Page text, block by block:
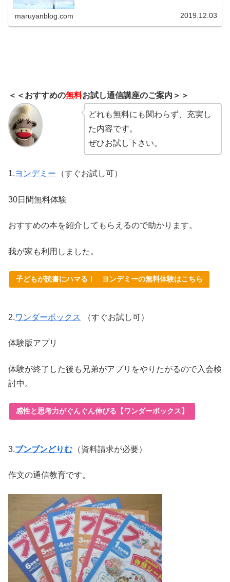
maruyanblog.com 2019.12.03
＜＜おすすめの無料お試し通信講座のご案内＞＞
どれも無料にも関わらず、充実し
た内容です。
ぜひお試し下さい。
1.ヨンデミー （すぐお試し可）
30日間無料体験
おすすめの本を紹介してもらえるので助かります。
我が家も利用しました。
子どもが読書にハマる！ ヨンデミーの無料体験はこちら
2.ワンダーボックス （すぐお試し可）
体験版アプリ
体験が終了した後も兄弟がアプリをやりたがるので入会検
討中。
感性と思考力がぐんぐん伸びる【ワンダーボックス】
3.ブンブンどりむ （資料請求が必要）
作文の通信教育です。